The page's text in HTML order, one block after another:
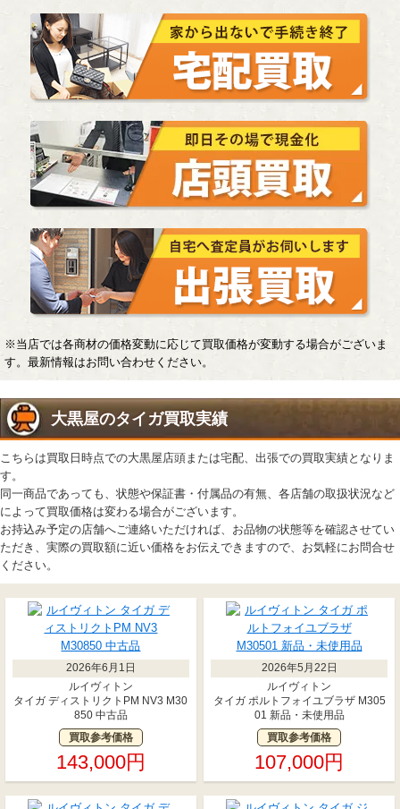
※当店では各商材の価格変動に応じて買取価格が変動する場合がございま
す。最新情報はお問い合わせください。
大黒屋のタイガ買取実績
こちらは買取日時点での大黒屋店頭または宅配、出張での買取実績となりま
す。
同一商品であっても、状態や保証書・付属品の有無、各店舗の取扱状況など
によって買取価格は変わる場合がございます。
お持込み予定の店舗へご連絡いただければ、お品物の状態等を確認させてい
ただき、実際の買取額に近い価格をお伝えできますので、お気軽にお問合せ
ください。
2026年6月1日
ルイヴィトン
タイガ ディストリクトPM NV3 M30
850 中古品
買取参考価格
143,000円
2026年5月22日
ルイヴィトン
タイガ ポルトフォイユブラザ M305
01 新品・未使用品
買取参考価格
107,000円